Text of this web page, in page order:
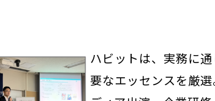
ハビットは、実務に
要なエッセンスを厳